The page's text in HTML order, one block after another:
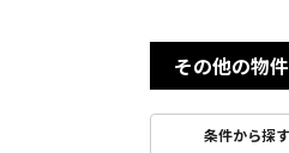
その他の物
条件から探す